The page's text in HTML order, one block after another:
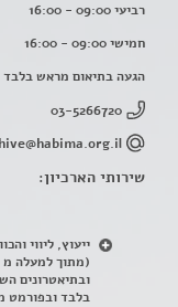
רביעי 09:00 - 16:00
חמישי 09:00 - 16:00
הגעה בתיאום מראש בלבד
03-5266720
שירותי הארכיון:
ייעוץ, ליווי
ובתיאטרונים
בלבד ובפורמט